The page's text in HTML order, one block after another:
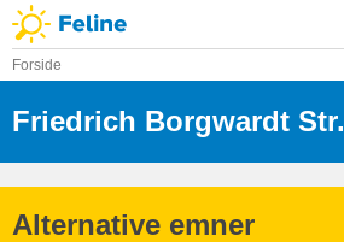
Forside
Friedrich Borgwardt Str.
Alternative emner